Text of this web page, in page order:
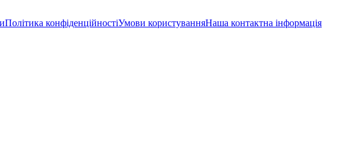
Політика конфіденційностіУмови користуванняНаша контактна інформація